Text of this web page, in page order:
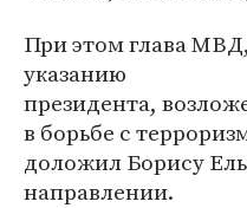
При этом глава
указанию
президента,
в борьбе с
доложил Борису
направлении.